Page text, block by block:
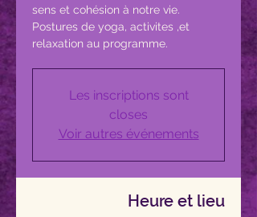
sens et cohésion à notre vie.
Postures de yoga, activites ,et
relaxation au programme.
Les inscriptions sont
closes
Voir autres événements
Heure et lieu